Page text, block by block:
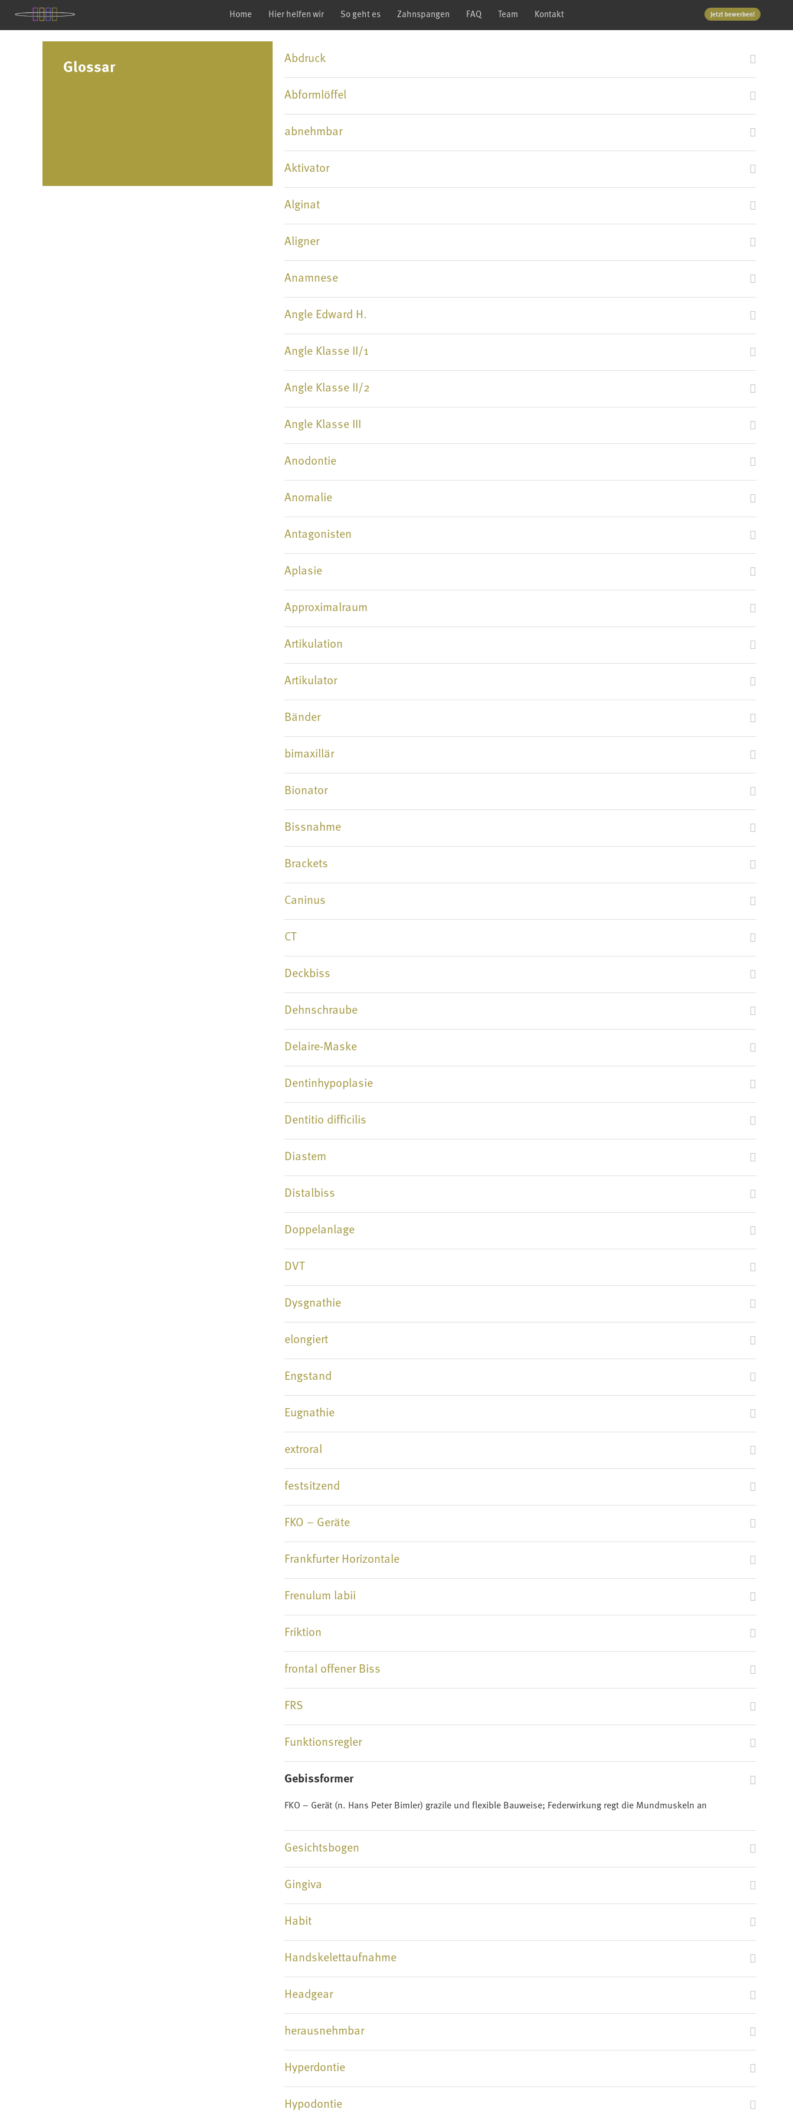
Home Hier helfen wir So geht es Zahnspangen FAQ Team Kontakt Jetzt bewerben!
Glossar Abdruck
Abformlöffel
abnehmbar
Aktivator
Alginat
Aligner
Anamnese
Angle Edward H.
Angle Klasse II/1
Angle Klasse II/2
Angle Klasse III
Anodontie
Anomalie
Antagonisten
Aplasie
Approximalraum
Artikulation
Artikulator
Bänder
bimaxillär
Bionator
Bissnahme
Brackets
Caninus
CT
Deckbiss
Dehnschraube
Delaire-Maske
Dentinhypoplasie
Dentitio difficilis
Diastem
Distalbiss
Doppelanlage
DVT
Dysgnathie
elongiert
Engstand
Eugnathie
extroral
festsitzend
FKO – Geräte
Frankfurter Horizontale
Frenulum labii
Friktion
frontal offener Biss
FRS
Funktionsregler
Gebissformer
FKO – Gerät (n. Hans Peter Bimler) grazile und flexible Bauweise; Federwirkung regt die Mundmuskeln an
Gesichtsbogen
Gingiva
Habit
Handskelettaufnahme
Headgear
herausnehmbar
Hyperdontie
Hypodontie